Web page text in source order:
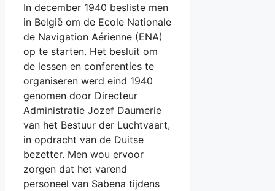
In december 1940 besliste men
in België om de Ecole Nationale
de Navigation Aérienne (ENA)
op te starten. Het besluit om
de lessen en conferenties te
organiseren werd eind 1940
genomen door Directeur
Administratie Jozef Daumerie
van het Bestuur der Luchtvaart,
in opdracht van de Duitse
bezetter. Men wou ervoor
zorgen dat het varend
personeel van Sabena tijdens